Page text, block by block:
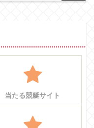
当たる競艇サイト